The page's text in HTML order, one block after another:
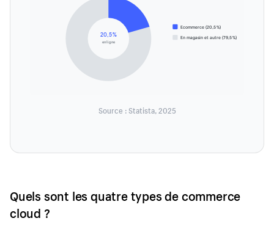
20,5 %
en ligne
Ecommerce (20,5 %)
En magasin et autre (79,5 %)
Source : Statista, 2025
Quels sont les quatre types de commerce
cloud ?